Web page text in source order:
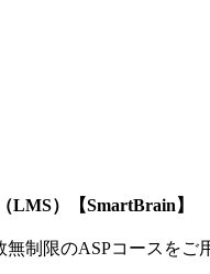
LMS）【SmartBrain】
制限のASPコースをご